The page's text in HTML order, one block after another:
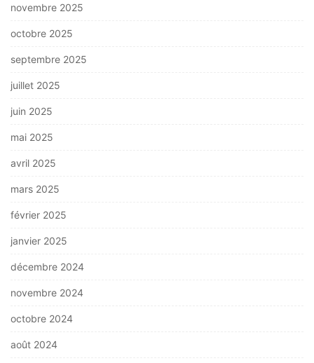
novembre 2025
octobre 2025
septembre 2025
juillet 2025
juin 2025
mai 2025
avril 2025
mars 2025
février 2025
janvier 2025
décembre 2024
novembre 2024
octobre 2024
août 2024